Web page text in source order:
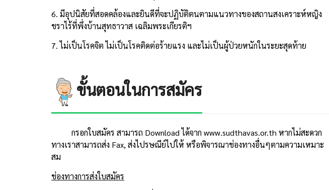
6. มีอุปนิสัยที่สอดคล้องและยินดีที่จะปฏิบัติตนตามแนวทางของสถานสงเคราะห์หญิง
ชราไร้ที่พึ่งบ้านสุทธาวาส เฉลิมพระเกียรติฯ
7. ไม่เป็นโรคจิต ไม่เป็นโรคติดต่อร้ายแรง และไม่เป็นผู้ป่วยหนักในระยะสุดท้าย
ขั้นตอนในการสมัคร
กรอกใบสมัคร สามารถ Download ได้จาก www.sudthavas.or.th หากไม่สะดวก
ทางเราสามารถส่ง Fax, ส่งไปรษณีย์ไปให้ หรือพิจารณาช่องทางอื่นๆตามความเหมาะ
สม
ช่องทางการส่งใบสมัคร